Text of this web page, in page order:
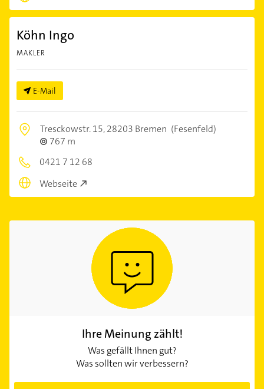
Köhn Ingo
MAKLER
E-Mail
Tresckowstr. 15,28203 Bremen (Fesenfeld)
767 m
0421 7 12 68
Webseite
Ihre Meinung zählt!
Was gefällt Ihnen gut?
Was sollten wir verbessern?